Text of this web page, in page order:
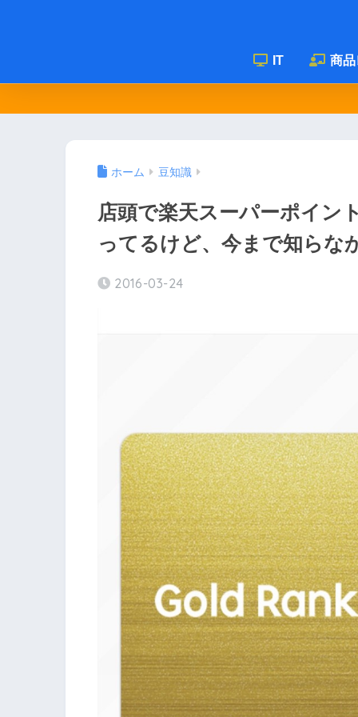
IT 商
ホーム 豆知識
店頭で楽天スーパーポイン
ってるけど、今まで知らな
2016-03-24